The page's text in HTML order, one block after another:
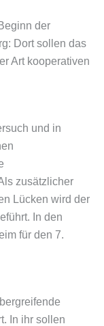
der
Dort sollen das
Art kooperativen
und in
zusätzlicher
Lücken wird der
In den
für den 7.
In ihr sollen